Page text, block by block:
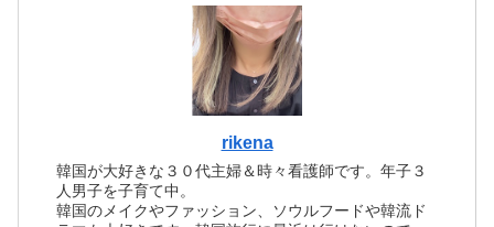
rikena
韓国が大好きな３０代主婦＆時々看護師です。年子３
人男子を子育て中。
韓国のメイクやファッション、ソウルフードや韓流ド